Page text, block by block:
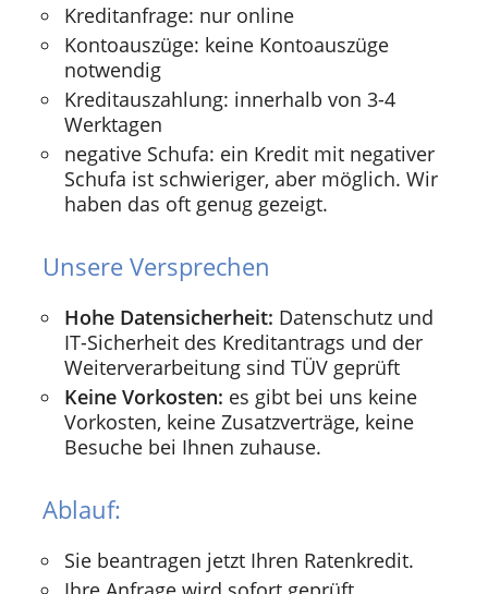
Kreditanfrage: nur online
Kontoauszüge: keine Kontoauszüge
notwendig
Kreditauszahlung: innerhalb von 3-4
Werktagen
negative Schufa: ein Kredit mit negativer
Schufa ist schwieriger, aber möglich. Wir
haben das oft genug gezeigt.
Unsere Versprechen
Hohe Datensicherheit: Datenschutz und
IT-Sicherheit des Kreditantrags und der
Weiterverarbeitung sind TÜV geprüft
Keine Vorkosten: es gibt bei uns keine
Vorkosten, keine Zusatzverträge, keine
Besuche bei Ihnen zuhause.
Ablauf:
Sie beantragen jetzt Ihren Ratenkredit.